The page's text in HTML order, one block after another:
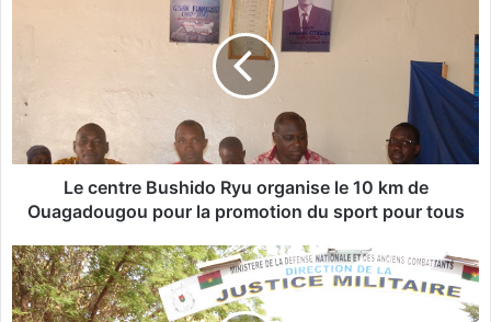
B
i
d
o
Le centre Bushido Ryu organise le 10 km de
Ouagadougou pour la promotion du sport pour tous
J
u
s